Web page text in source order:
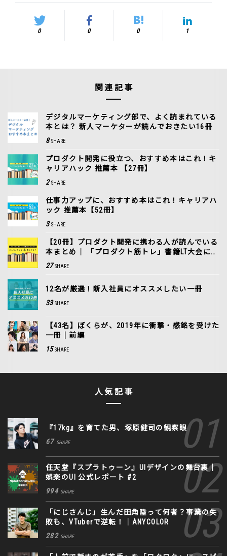
0 0 0 1
関連記事
デジタルマーケティング部で、よく読まれている
本とは？ 新人マーケターが読んでおきたい16冊
8 SHARE
プロダクト開発に役立つ、おすすめ本はこれ！キ
ャリアハック 推薦本 【27冊】
2 SHARE
仕事力アップに、おすすめ本はこれ！キャリアハ
ック 推薦本【52冊】
3 SHARE
【20冊】プロダクト開発に携わる人が読んでいる
本まとめ｜ 「プロダクト筋トレ」書籍LT大会に潜
入！
27 SHARE
12名が厳選！新入社員にオススメしたい一冊
33 SHARE
【43名】ぼくらが、2019年に衝撃・感銘を受けた
一冊｜前編
15 SHARE
人気記事
『17kg』を育てた男、塚原健司の観察眼
67 SHARE
任天堂『スプラトゥーン』UIデザインの舞台裏｜
娯楽のUI 公式レポート #2
994 SHARE
「にじさんじ」生んだ田角陸って何者？事業の失
敗も、VTuberで逆転！｜ANYCOLOR
282 SHARE